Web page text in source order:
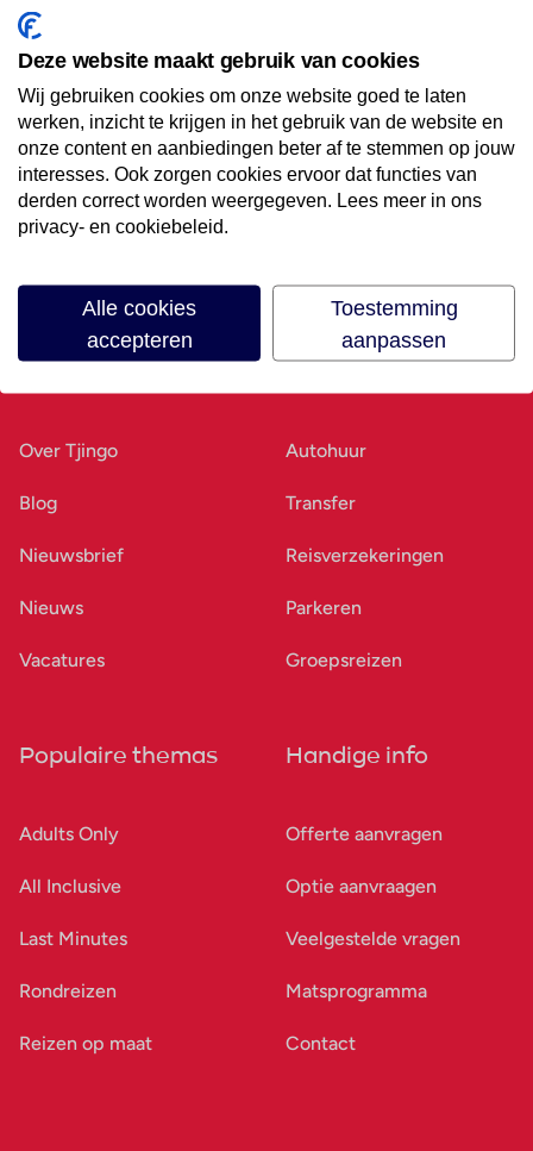
Volg ons op social media
Over Tjingo
Blog
Nieuwsbrief
Nieuws
Vacatures
Autohuur
Transfer
Reisverzekeringen
Parkeren
Groepsreizen
Populaire themas
Adults Only
All Inclusive
Last Minutes
Rondreizen
Reizen op maat
Handige info
Offerte aanvragen
Optie aanvraagen
Veelgestelde vragen
Matsprogramma
Contact
Deze website maakt gebruik van cookies
Wij gebruiken cookies om onze website goed te laten
werken, inzicht te krijgen in het gebruik van de website en
onze content en aanbiedingen beter af te stemmen op jouw
interesses. Ook zorgen cookies ervoor dat functies van
derden correct worden weergegeven. Lees meer in ons
privacy- en cookiebeleid.
Alle cookies
accepteren
Toestemming
aanpassen